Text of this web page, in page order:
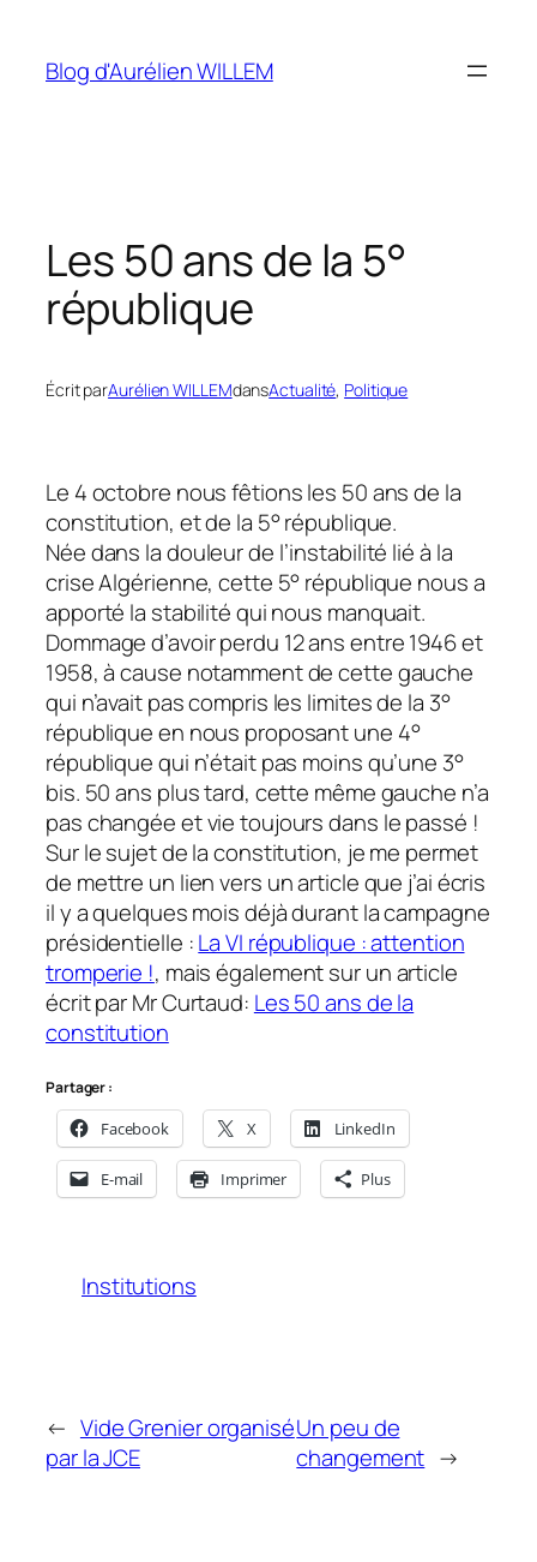
contenu
Blog d'Aurélien WILLEM
Les 50 ans de la 5°
république
Écrit parAurélien WILLEMdansActualité, Politique
Le 4 octobre nous fêtions les 50 ans de la
constitution, et de la 5° république.
Née dans la douleur de l’instabilité lié à la
crise Algérienne, cette 5° république nous a
apporté la stabilité qui nous manquait.
Dommage d’avoir perdu 12 ans entre 1946 et
1958, à cause notamment de cette gauche
qui n’avait pas compris les limites de la 3°
république en nous proposant une 4°
république qui n’était pas moins qu’une 3°
bis. 50 ans plus tard, cette même gauche n’a
pas changée et vie toujours dans le passé !
Sur le sujet de la constitution, je me permet
de mettre un lien vers un article que j’ai écris
il y a quelques mois déjà durant la campagne
présidentielle :La VI république : attention
tromperie !, mais également sur un article
écrit par Mr Curtaud: Les 50 ans de la
constitution
Partager :
Facebook X LinkedIn
E-mail Imprimer Plus
Institutions
← Vide Grenier organisé
par la JCE
Un peu de
changement →